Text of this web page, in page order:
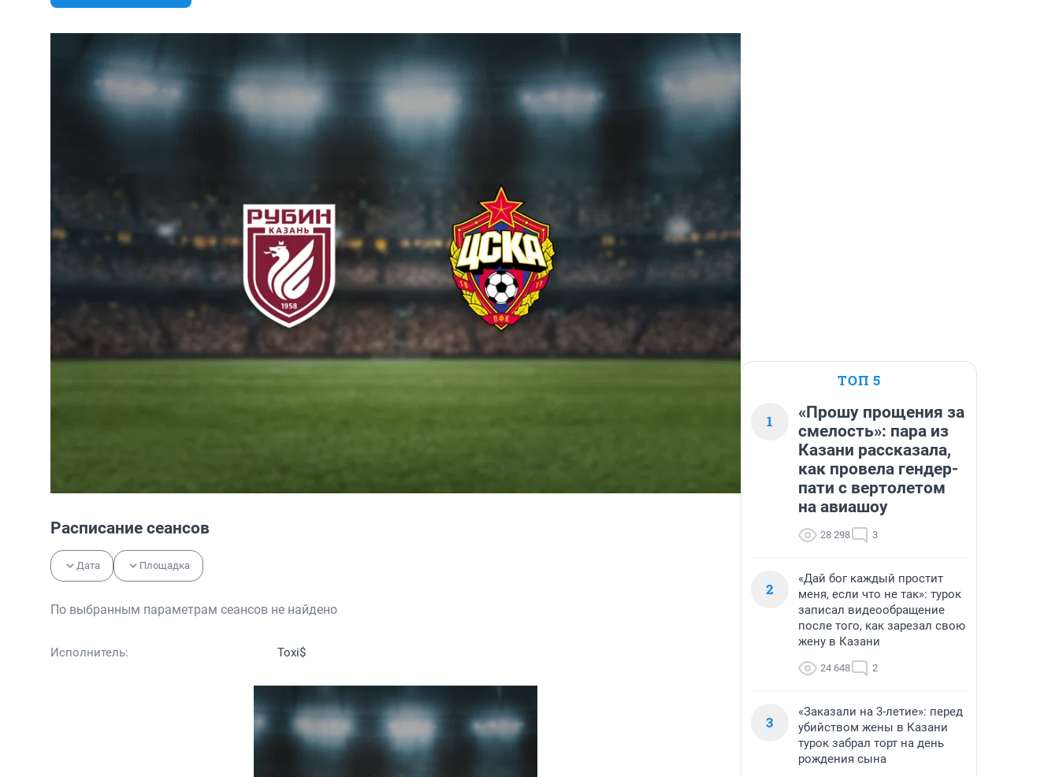
Расписание сеансов
Дата Площадка
По выбранным параметрам сеансов не найдено
Исполнитель: Toxi$
ТОП 5
1
«Прошу прощения за
смелость»: пара из
Казани рассказала,
как провела гендер-
пати с вертолетом
на авиашоу
28 298 3
2
«Дай бог каждый простит
меня, если что не так»: турок
записал видеообращение
после того, как зарезал свою
жену в Казани
24 648 2
3
«Заказали на 3-летие»: перед
убийством жены в Казани
турок забрал торт на день
рождения сына